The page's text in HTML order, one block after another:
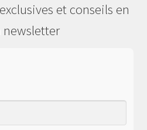
et conseils en
newsletter